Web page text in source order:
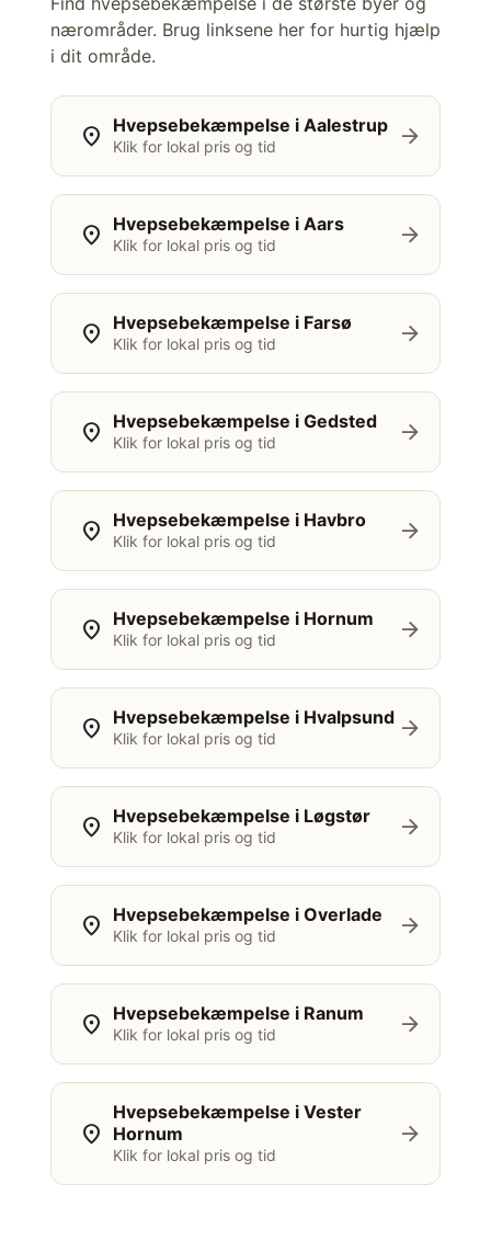
nærområder. Brug linksene her for hurtig hjælp
i dit område.
location_on Hvepsebekæmpelse i Aalestrup
Klik for lokal pris og tid arrow_forward
location_on Hvepsebekæmpelse i Aars
Klik for lokal pris og tid arrow_forward
location_on Hvepsebekæmpelse i Farsø
Klik for lokal pris og tid arrow_forward
location_on Hvepsebekæmpelse i Gedsted
Klik for lokal pris og tid arrow_forward
location_on Hvepsebekæmpelse i Havbro
Klik for lokal pris og tid arrow_forward
location_on Hvepsebekæmpelse i Hornum
Klik for lokal pris og tid arrow_forward
location_on Hvepsebekæmpelse i Hvalpsund
Klik for lokal pris og tid arrow_forward
location_on Hvepsebekæmpelse i Løgstør
Klik for lokal pris og tid arrow_forward
location_on Hvepsebekæmpelse i Overlade
Klik for lokal pris og tid arrow_forward
location_on Hvepsebekæmpelse i Ranum
Klik for lokal pris og tid arrow_forward
location_on
Hvepsebekæmpelse i Vester
Hornum
Klik for lokal pris og tid
arrow_forward